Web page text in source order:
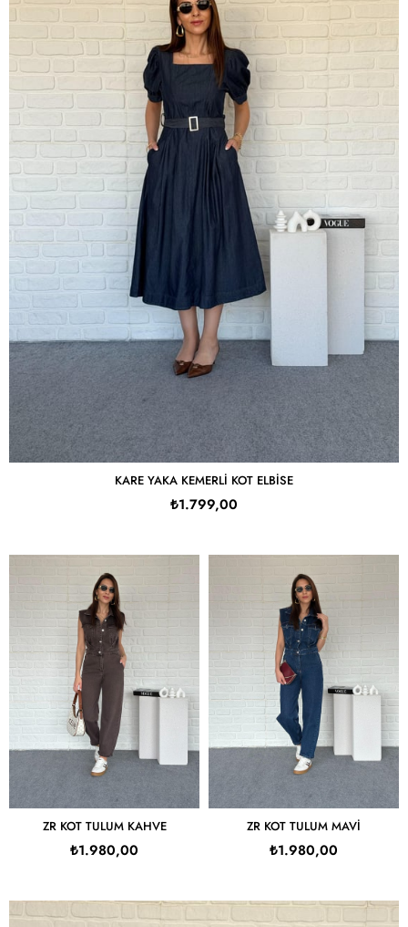
KARE YAKA KEMERLI KOT ELBISE
₺1.799,00
ZR KOT TULUM KAHVE
₺1.980,00
ZR KOT TULUM MAVI
₺1.980,00